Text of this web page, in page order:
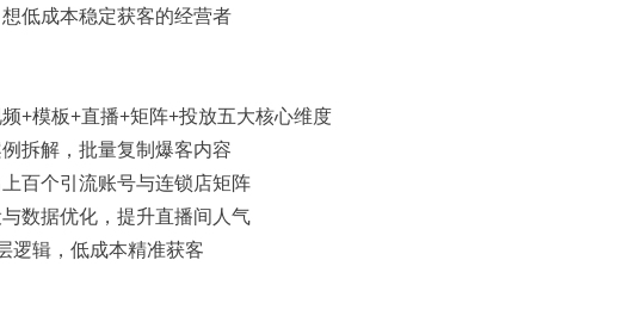
低成本稳定获客的经营者
+模板+直播+矩阵+投放五大核心维度
拆解，批量复制爆客内容
百个引流账号与连锁店矩阵
数据优化，提升直播间人气
逻辑，低成本精准获客